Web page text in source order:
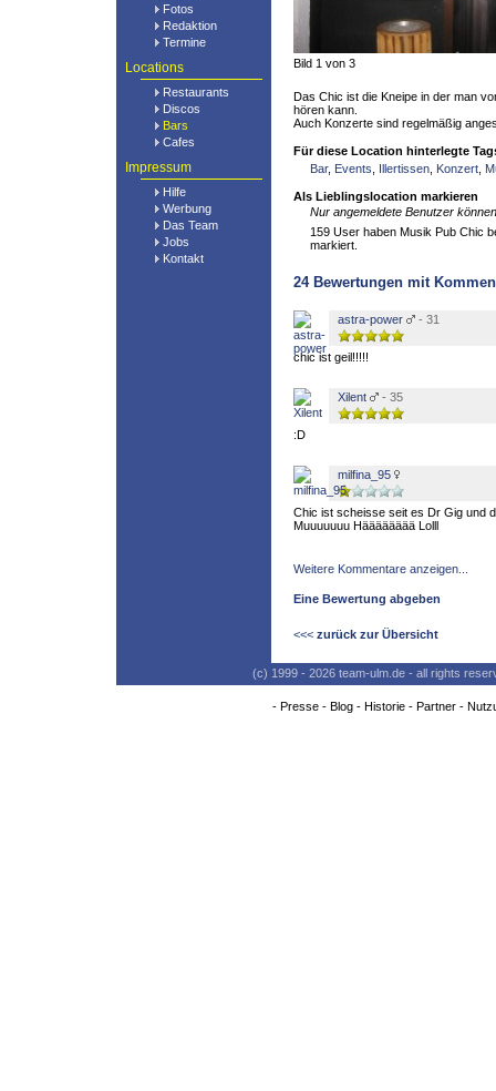
Fotos
Redaktion
Termine
Locations
Restaurants
Discos
Bars
Cafes
Impressum
Hilfe
Werbung
Das Team
Jobs
Kontakt
Bild 1 von 3
Das Chic ist die Kneipe in der man
hören kann.
Auch Konzerte sind regelmäßig
Für diese Location hinterlegte
Bar, Events Illertissen Konzert
Als Lieblingslocation markieren
Nur angemeldete Benutzer
159 User haben Musik Pub Chic
markiert.
24Bewertungen mit
astra-power - 31
chic ist geil!!!!!
Xilent - 35
:D
milfina_95
Chic ist scheisse seit es Dr Gig und
Muuuuuuu Hääääääää Lolll
Weitere Kommentare anzeigen...
Eine Bewertung abgeben
<<< zurück zur Übersicht
(c) 1999 - 2026 team-ulm.de - all rights
- Presse- Blog- Historie- Partner-